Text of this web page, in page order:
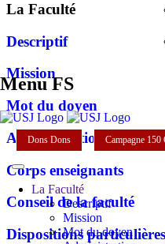
Menu FS
Dons Dons Campagne 150
La Faculté
Descriptif
Mission
Mot du doyen
La Faculté
Descriptif
Mission
Mot du doyen
Administration
Corps enseignants
Conseil de la faculté
Dispositions